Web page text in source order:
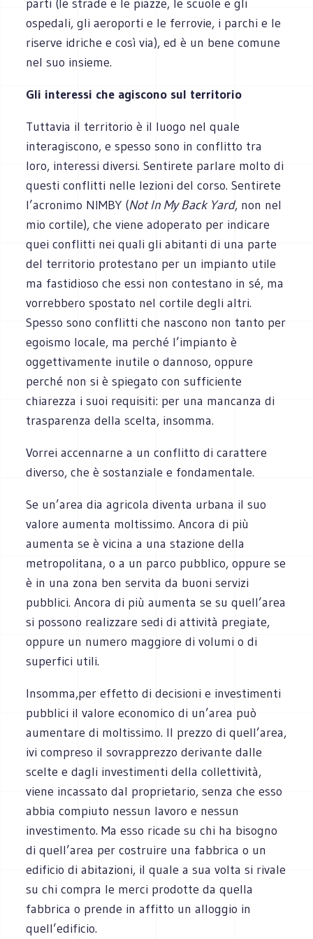
parti (le strade e le piazze, le scuole e gli
ospedali, gli aeroporti e le ferrovie, i parchi e le
riserve idriche e così via), ed è un bene comune
nel suo insieme.
Gli interessi che agiscono sul territorio
Tuttavia il territorio è il luogo nel quale
interagiscono, e spesso sono in conflitto tra
loro, interessi diversi. Sentirete parlare molto di
questi conflitti nelle lezioni del corso. Sentirete
l’acronimo NIMBY (Not In My Back Yard, non nel
mio cortile), che viene adoperato per indicare
quei conflitti nei quali gli abitanti di una parte
del territorio protestano per un impianto utile
ma fastidioso che essi non contestano in sé, ma
vorrebbero spostato nel cortile degli altri.
Spesso sono conflitti che nascono non tanto per
egoismo locale, ma perché l’impianto è
oggettivamente inutile o dannoso, oppure
perché non si è spiegato con sufficiente
chiarezza i suoi requisiti: per una mancanza di
trasparenza della scelta, insomma.
Vorrei accennarne a un conflitto di carattere
diverso, che è sostanziale e fondamentale.
Se un’area dia agricola diventa urbana il suo
valore aumenta moltissimo. Ancora di più
aumenta se è vicina a una stazione della
metropolitana, o a un parco pubblico, oppure se
è in una zona ben servita da buoni servizi
pubblici. Ancora di più aumenta se su quell’area
si possono realizzare sedi di attività pregiate,
oppure un numero maggiore di volumi o di
superfici utili.
Insomma,per effetto di decisioni e investimenti
pubblici il valore economico di un’area può
aumentare di moltissimo. Il prezzo di quell’area,
ivi compreso il sovrapprezzo derivante dalle
scelte e dagli investimenti della collettività,
viene incassato dal proprietario, senza che esso
abbia compiuto nessun lavoro e nessun
investimento. Ma esso ricade su chi ha bisogno
di quell’area per costruire una fabbrica o un
edificio di abitazioni, il quale a sua volta si rivale
su chi compra le merci prodotte da quella
fabbrica o prende in affitto un alloggio in
quell’edificio.